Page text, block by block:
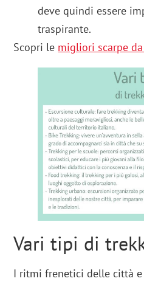
deve quindi essere
traspirante.
Scopri le migliori scarpe
Vari tipi di
I ritmi frenetici delle città